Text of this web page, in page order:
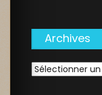
Archives
Archives